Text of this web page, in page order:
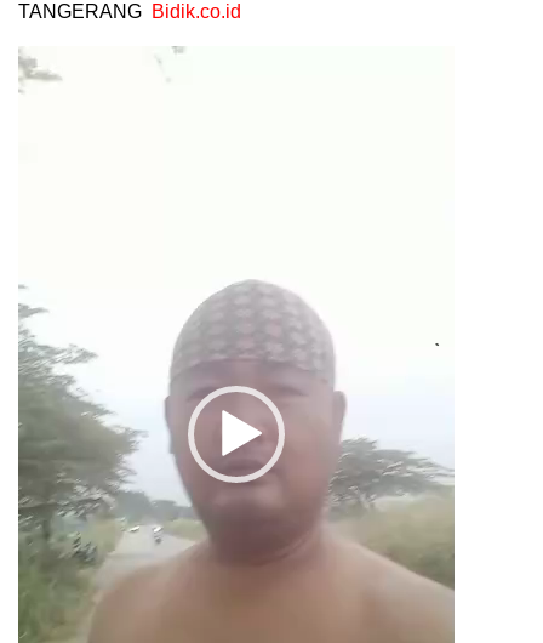
TANGERANG Bidik.co.id
Pemutar
Video